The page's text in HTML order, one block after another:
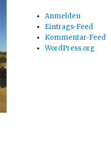
Anmelden
Eintrags-Feed
Kommentar-Feed
WordPress.org